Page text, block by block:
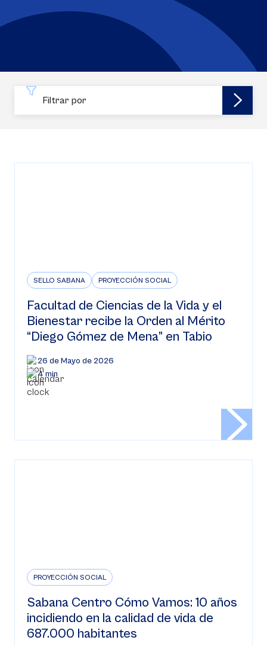
Filtrar por
SELLO SABANA PROYECCIÓN SOCIAL
Facultad de Ciencias de la Vida y el
Bienestar recibe la Orden al Mérito
“Diego Gómez de Mena” en Tabio
26 de Mayo de 2026
4 min
PROYECCIÓN SOCIAL
Sabana Centro Cómo Vamos: 10 años
incidiendo en la calidad de vida de
687.000 habitantes